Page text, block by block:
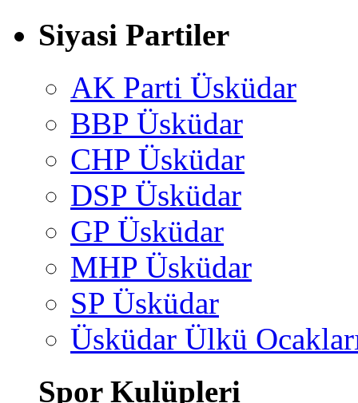
Siyasi Partiler
AK Parti Üsküdar
BBP Üsküdar
CHP Üsküdar
DSP Üsküdar
GP Üsküdar
MHP Üsküdar
SP Üsküdar
Üsküdar Ülkü
Spor Kulüpleri